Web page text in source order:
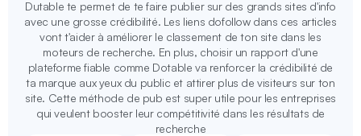
Dutable te permet de te faire publier sur des grands sites d'info
avec une grosse crédibilité. Les liens dofollow dans ces articles
vont t'aider à améliorer le classement de ton site dans les
moteurs de recherche. En plus, choisir un rapport d'une
plateforme fiable comme Dotable va renforcer la crédibilité de
ta marque aux yeux du public et attirer plus de visiteurs sur ton
site. Cette méthode de pub est super utile pour les entreprises
qui veulent booster leur compétitivité dans les résultats de
recherche